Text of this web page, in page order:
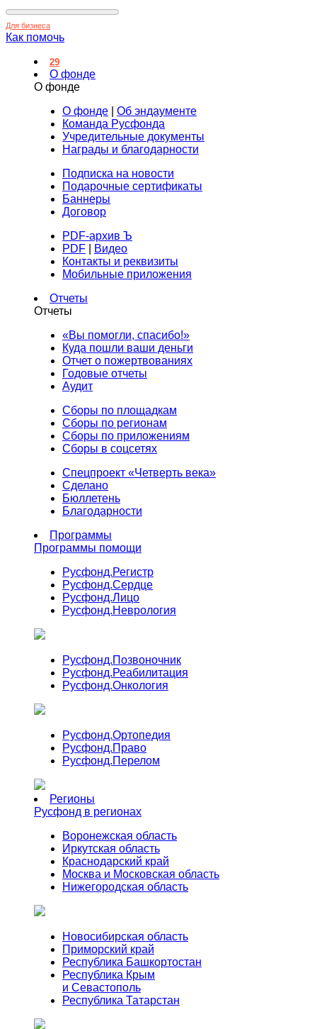
Для бизнеса
Как помочь
29
О фонде
О фонде
О фонде
Об эндаументе
Команда Русфонда
Учредительные документы
Награды и благодарности
Подписка на новости
Подарочные сертификаты
Баннеры
Договор
PDF-архив Ъ
PDF
Видео
Контакты и реквизиты
Мобильные приложения
Отчеты
Отчеты
«Вы помогли, спасибо!»
Куда пошли ваши деньги
Отчет о пожертвованиях
Годовые отчеты
Аудит
Сборы по площадкам
Сборы по регионам
Сборы по приложениям
Сборы в соцсетях
Спецпроект «Четверть века»
Сделано
Бюллетень
Благодарности
Программы
Программы помощи
Русфонд.Регистр
Русфонд.Сердце
Русфонд.Лицо
Русфонд.Неврология
Русфонд.Позвоночник
Русфонд.Реабилитация
Русфонд.Онкология
Русфонд.Ортопедия
Русфонд.Право
Русфонд.Перелом
Регионы
Русфонд в регионах
Воронежская область
Иркутская область
Краснодарский край
Москва и Московская область
Нижегородская область
Новосибирская область
Приморский край
Республика Башкортостан
Республика Крым
и Севастополь
Республика Татарстан